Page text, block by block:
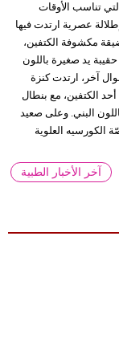
تناسب الأوقات
عصرية ارتدت فيها
مكشوفة الكتفين،
يد صغيرة باللون
آخر، ارتدت كنزة
الكتفين، مع بنطال
البني. وعلى صعيد
الكورسيه العلوية
آخر الأخبار الطبية